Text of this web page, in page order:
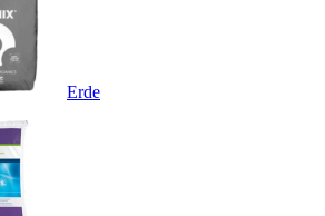
Erde